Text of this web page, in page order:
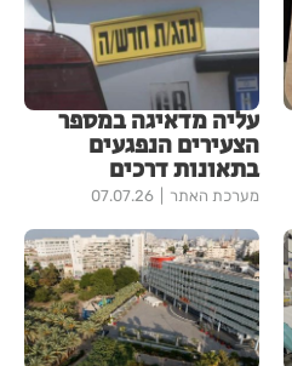
עליה מדאיגה במספר
הצעירים הנפגעים
בתאונות דרכים
מערכת האתר 07.07.26